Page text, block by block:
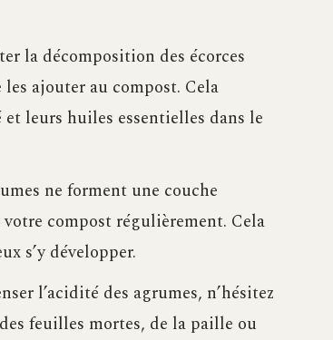
la décomposition des écorces
ajouter au compost. Cela
leurs huiles essentielles dans le
ne forment une couche
compost régulièrement. Cela
s’y développer.
l’acidité des agrumes, n’hésitez
feuilles mortes, de la paille ou